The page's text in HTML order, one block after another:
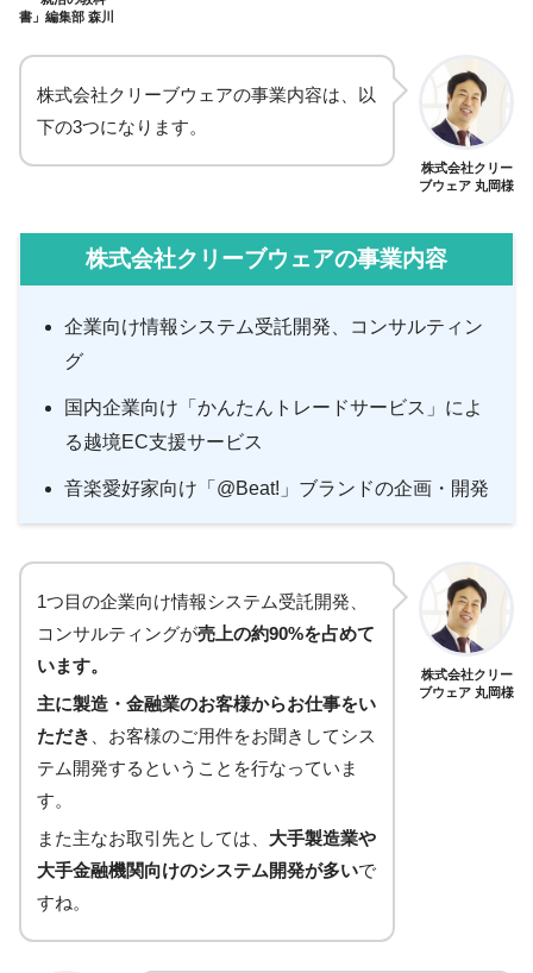
書」編集部 森川
株式会社クリーブウェアの事業内容は、以
下の3つになります。
株式会社クリー
ブウェア 丸岡様
株式会社クリーブウェアの事業内容
企業向け情報システム受託開発、コンサルティン
グ
国内企業向け「かんたんトレードサービス」によ
る越境EC支援サービス
音楽愛好家向け「@Beat!」ブランドの企画・開発
1つ目の企業向け情報システム受託開発、
コンサルティングが売上の約90%を占めて
います。
主に製造・金融業のお客様からお仕事をい
ただき 、お客様のご用件をお聞きしてシス
テム開発するということを行なっていま
す。
また主なお取引先としては、 大手製造業や
大手金融機関向けのシステム開発が多いで
すね。
株式会社クリー
ブウェア 丸岡様